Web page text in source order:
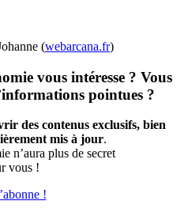
(webarcana.fr)
vous intéresse ? Vous
pointues ?
des contenus exclusifs, bien
mis à jour.
n’aura plus de secret
vous !
!